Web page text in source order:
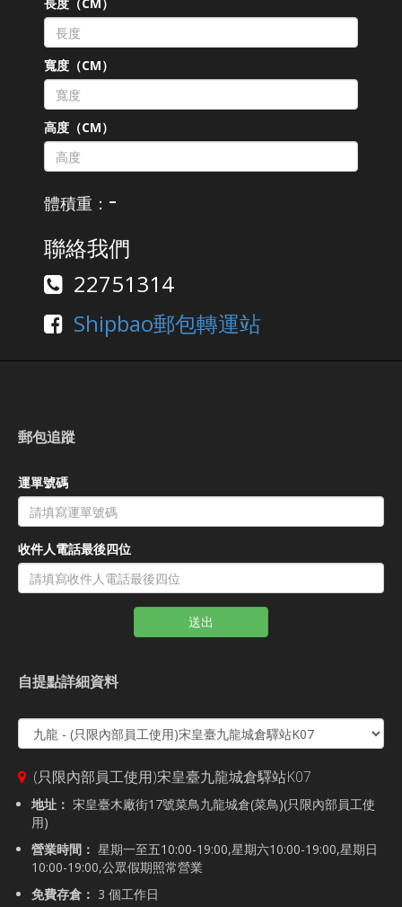
寬度（CM）
高度（CM）
體積重： -
聯絡我們
22751314
Shipbao郵包轉運站
郵包追蹤
運單號碼
收件人電話最後四位
送出
自提點詳細資料
(只限內部員工使用)宋皇臺九龍城倉驛站K07
地址： 宋皇臺木廠街17號菜鳥九龍城倉(菜鳥)(只限內部員工使
用)
營業時間： 星期一至五10:00-19:00,星期六10:00-19:00,星期日
10:00-19:00,公眾假期照常營業
免費存倉： 3 個工作日